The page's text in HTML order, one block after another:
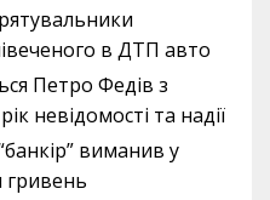
в ДТП авто
Петро Федів з
невідомості та надії
виманив у
гривень